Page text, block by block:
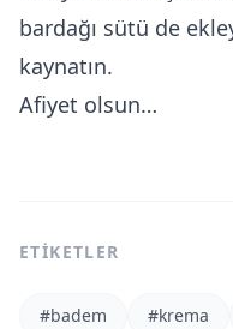
bardağı sütü de
kaynatın.
Afiyet olsun…
ETIKETLER
#badem #krema